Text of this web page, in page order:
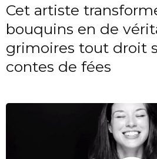
Cet artiste
bouquins en de
grimoires tout droit
contes de fées